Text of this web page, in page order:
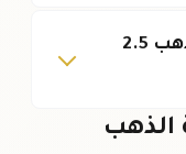
كيف يمكنني شراء سبيكة الذهب 2.5
الذهب